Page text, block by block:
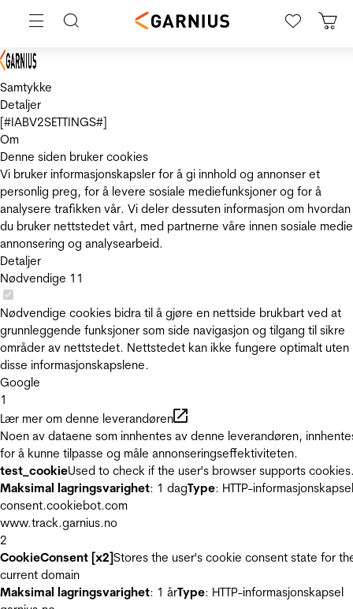
Samtykke
Detaljer
[#IABV2SETTINGS#]
Om
Denne siden bruker cookies
Vi bruker informasjonskapsler for å gi innhold og annonser et
personlig preg, for å levere sosiale mediefunksjoner og for å
analysere trafikken vår. Vi deler dessuten informasjon om hvordan
du bruker nettstedet vårt, med partnerne våre innen sosiale
annonsering og analysearbeid.
Detaljer
Nødvendige 11
Nødvendige cookies bidra til å gjøre en nettside brukbart ved at
grunnleggende funksjoner som side navigasjon og tilgang til sikre
områder av nettstedet. Nettstedet kan ikke fungere optimalt uten
disse informasjonskapslene.
Google
1
Lær mer om denne leverandøren
Noen av dataene som innhentes av denne leverandøren,
for å kunne tilpasse og måle annonseringseffektiviteten.
test_cookieUsed to check if the user's browser supports
Maksimal lagringsvarighet: 1 dagType: HTTP-informasjonskapsel
consent.cookiebot.com
www.track.garnius.no
2
CookieConsent [x2]Stores the user's cookie consent state for
current domain
Maksimal lagringsvarighet: 1 årType: HTTP-informasjonskapsel